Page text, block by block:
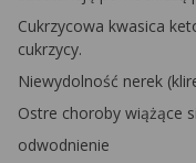
Cukrzycowa kwasica
cukrzycy.
Niewydolność nerek
Ostre choroby wiążące
odwodnienie